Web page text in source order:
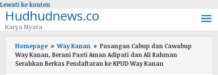
Lewati ke konten
Hudhudnews.co
Karya Nyata
Homepage » Way Kanan » Pasangan Cabup dan Cawabup
Way Kanan, Berani Pasti Aman Adipati dan Ali Rahman
Serahkan Berkas Pendaftaran ke KPUD Way Kanan